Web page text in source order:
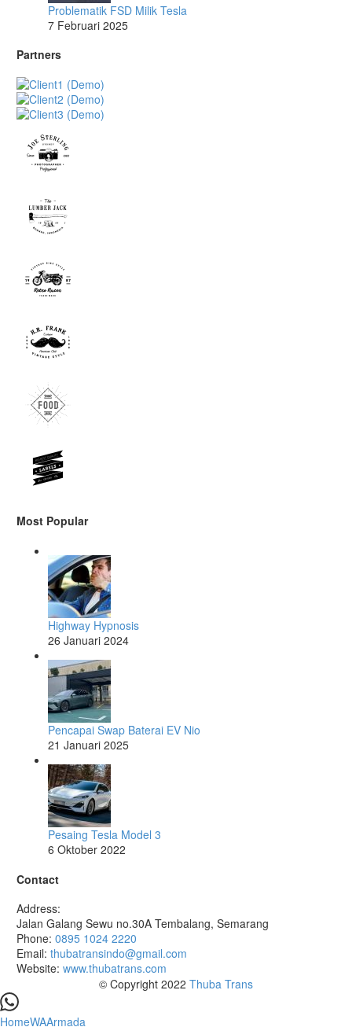
Problematik FSD Milik Tesla
7 Februari 2025
Partners
Most Popular
Highway Hypnosis
26 Januari 2024
Pencapai Swap Baterai EV Nio
21 Januari 2025
Pesaing Tesla Model 3
6 Oktober 2022
Contact
Address:
Jalan Galang Sewu no.30A Tembalang, Semarang
Phone: 0895 1024 2220
Email: thubatransindo@gmail.com
Website: www.thubatrans.com
© Copyright 2022 Thuba Trans
HomeWAArmada